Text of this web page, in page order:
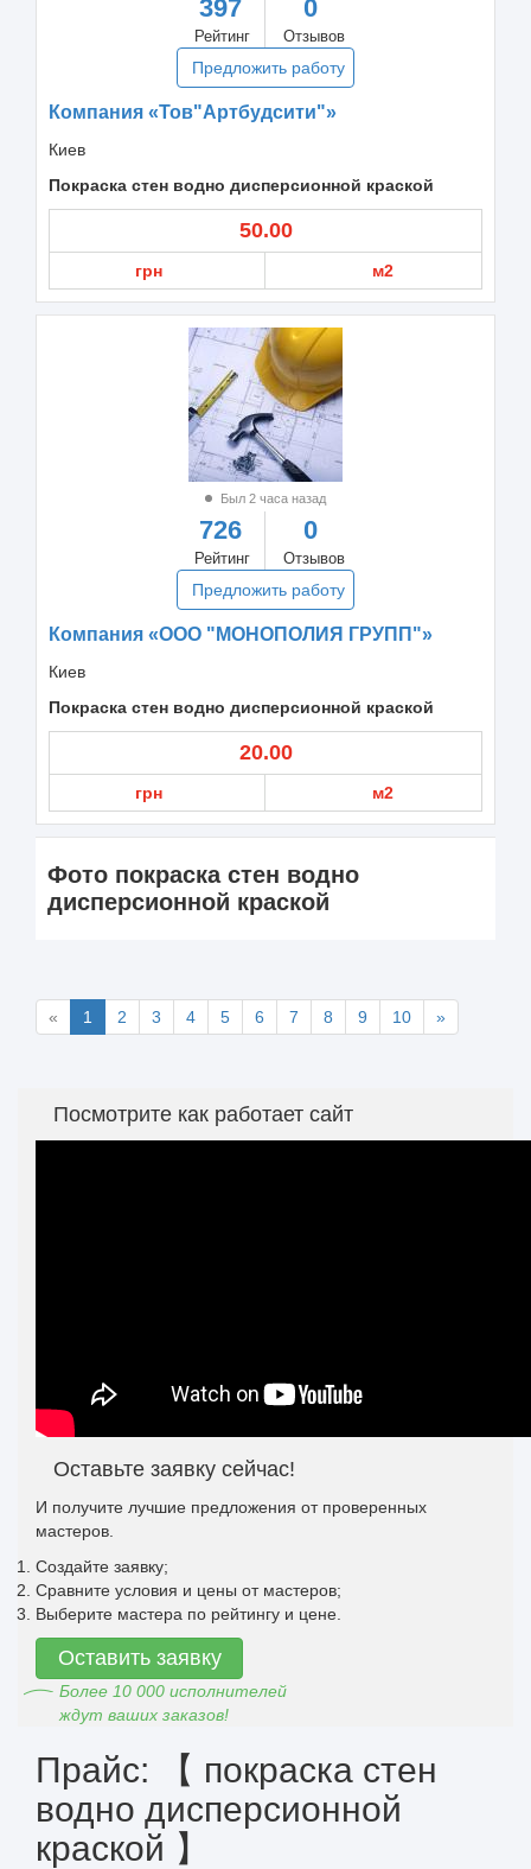
397
Рейтинг
0
Отзывов
Предложить работу
Компания «Тов"Артбудсити"»
Киев
Покраска стен водно дисперсионной краской
50.00
грн м2
Был 2 часа назад
726
Рейтинг
0
Отзывов
Предложить работу
Компания «ООО "МОНОПОЛИЯ ГРУПП"»
Киев
Покраска стен водно дисперсионной краской
20.00
грн м2
Фото покраска стен водно
дисперсионной краской
« 1 2 3 4 5 6 7 8 9 10 »
Посмотрите как работает сайт
Оставьте заявку сейчас!
И получите лучшие предложения от проверенных
мастеров.
Создайте заявку;
Сравните условия и цены от мастеров;
Выберите мастера по рейтингу и цене.
Оставить заявку
Более 10 000 исполнителей
ждут ваших заказов!
Прайс: 【 покраска стен
водно дисперсионной
краской 】